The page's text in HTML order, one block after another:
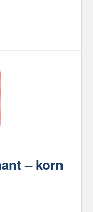
– korn